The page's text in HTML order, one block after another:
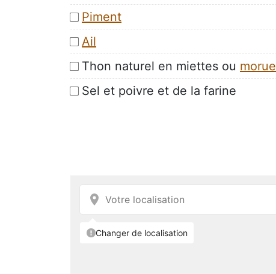
Piment
Ail
Thon naturel en miettes ou morue
Sel et poivre et de la farine